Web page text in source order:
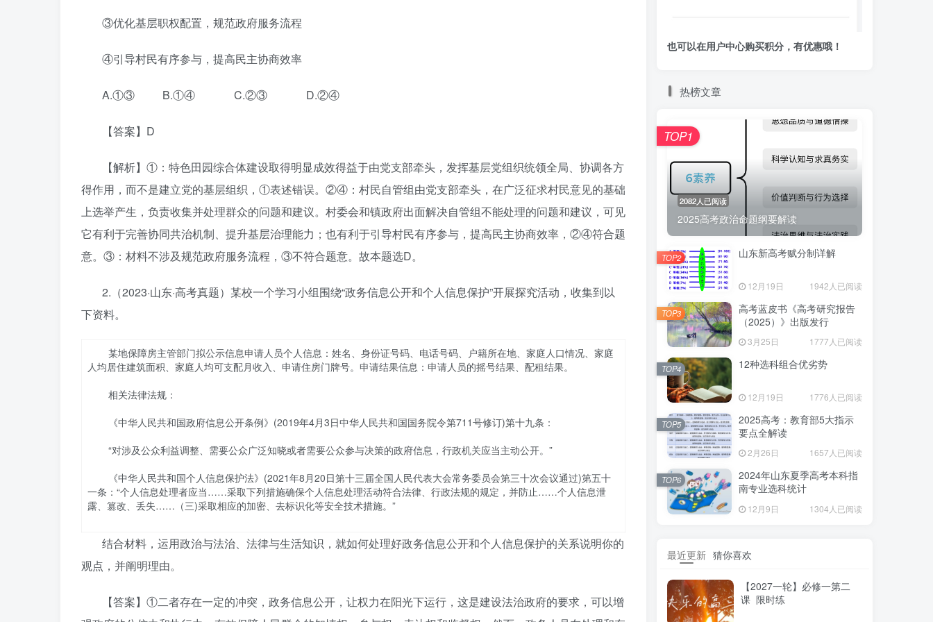
③优化基层职权配置，规范政府服务流程
④引导村民有序参与，提高民主协商效率
A.①③ B.①④ C.②③ D.②④
【答案】D
【解析】①：特色田园综合体建设取得明显成效得益于由党支部牵头，发挥基层党组织统领全局、协调各方
得作用，而不是建立党的基层组织，①表述错误。②④：村民自管组由党支部牵头，在广泛征求村民意见的基础
上选举产生，负责收集并处理群众的问题和建议。村委会和镇政府出面解决自管组不能处理的问题和建议，可见
它有利于完善协同共治机制、提升基层治理能力；也有利于引导村民有序参与，提高民主协商效率，②④符合题
意。③：材料不涉及规范政府服务流程，③不符合题意。故本题选D。
2.（2023·山东·高考真题）某校一个学习小组围绕“政务信息公开和个人信息保护”开展探究活动，收集到以
下资料。
某地保障房主管部门拟公示信息申请人员个人信息：姓名、身份证号码、电话号码、户籍所在地、家庭人口情况、家庭
人均居住建筑面积、家庭人均可支配月收入、申请住房门牌号。申请结果信息：申请人员的摇号结果、配租结果。
相关法律法规：
《中华人民共和国政府信息公开条例》(2019年4月3日中华人民共和国国务院令第711号修订)第十九条：
“对涉及公众利益调整、需要公众广泛知晓或者需要公众参与决策的政府信息，行政机关应当主动公开。”
《中华人民共和国个人信息保护法》(2021年8月20日第十三届全国人民代表大会常务委员会第三十次会议通过)第五十
一条：“个人信息处理者应当……采取下列措施确保个人信息处理活动符合法律、行政法规的规定，并防止……个人信息泄
露、篡改、丢失……（三)采取相应的加密、去标识化等安全技术措施。”
结合材料，运用政治与法治、法律与生活知识，就如何处理好政务信息公开和个人信息保护的关系说明你的
观点，并阐明理由。
【答案】①二者存在一定的冲突，政务信息公开，让权力在阳光下运行，这是建设法治政府的要求，可以增
也可以在用户中心购买积分，有优惠哦！
热榜文章
2082人已阅读
2025高考政治命题纲要解读
TOP1
山东新高考赋分制详解
12月19日 1942人已阅读
TOP2
高考蓝皮书《高考研究报告
（2025）》出版发行
3月25日 1777人已阅读
TOP3
12种选科组合优劣势
12月19日 1776人已阅读
TOP4
2025高考：教育部5大指示
要点全解读
2月26日 1657人已阅读
TOP5
2024年山东夏季高考本科指
南专业选科统计
12月9日 1304人已阅读
TOP6
最近更新 猜你喜欢
【2027一轮】必修一第二
课 限时练